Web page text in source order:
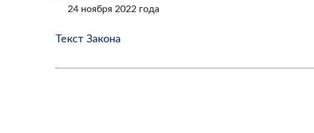
24 ноября 2022 года
Текст Закона